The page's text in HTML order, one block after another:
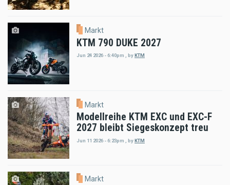
Markt
KTM 790 DUKE 2027
Jun 24 2026 - 6:40pm byKTM
Markt
Modellreihe KTM EXC und EXC-F
2027 bleibt Siegeskonzept treu
Jun 11 2026 - 6:23pm byKTM
Markt